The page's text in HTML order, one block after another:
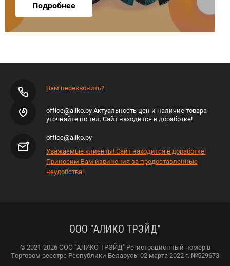
Подробнее
Вам перезвонить?
office@aliko.by Актуальность цен и наличие товара
уточняйте по тел. Сайт находится в доработке!
office@aliko.by
Уважаемые клиенты! Сайт находится в доработке!
Приносим Вам извинения за предоставленные
неудобства!
ООО "АЛИКО ТРЭЙД"
© 2021-2026 ООО "АЛИКО ТРЭЙД" Регистрационный номер в
Торговом реестре Республики Беларусь: 02 марта 2022 г. №529673